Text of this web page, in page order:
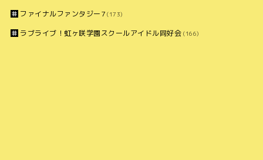
ファイナルファンタジー7 (173)
ラブライブ！虹ヶ咲学園スクールアイドル同好会 (166)